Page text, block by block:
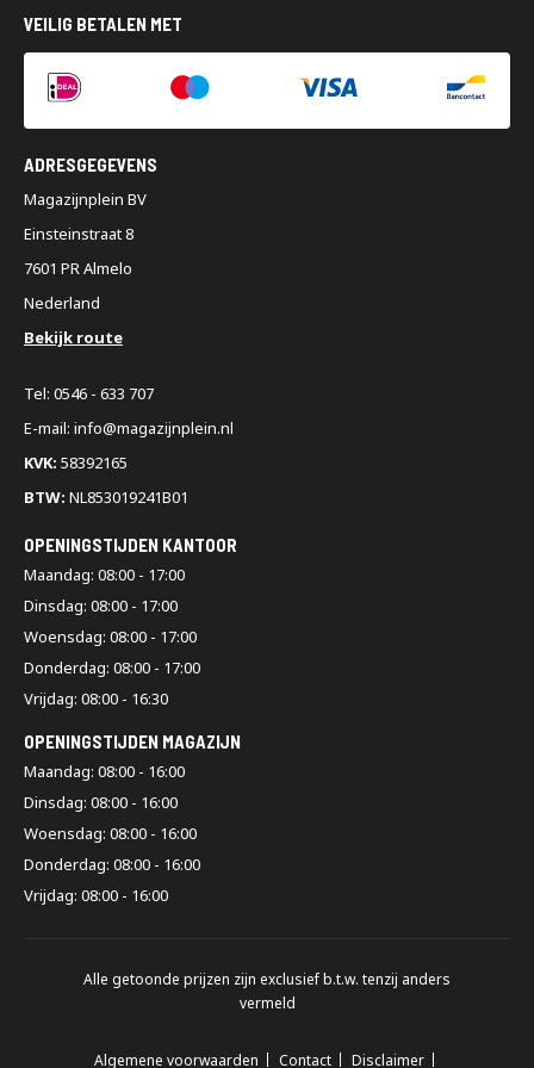
VEILIG BETALEN MET
ADRESGEGEVENS
Magazijnplein BV
Einsteinstraat 8
7601 PR Almelo
Nederland
Bekijk route
Tel: 0546 - 633 707
E-mail: info@magazijnplein.nl
KVK: 58392165
BTW: NL853019241B01
OPENINGSTIJDEN KANTOOR
Maandag: 08:00 - 17:00
Dinsdag: 08:00 - 17:00
Woensdag: 08:00 - 17:00
Donderdag: 08:00 - 17:00
Vrijdag: 08:00 - 16:30
OPENINGSTIJDEN MAGAZIJN
Maandag: 08:00 - 16:00
Dinsdag: 08:00 - 16:00
Woensdag: 08:00 - 16:00
Donderdag: 08:00 - 16:00
Vrijdag: 08:00 - 16:00
Alle getoonde prijzen zijn exclusief b.t.w. tenzij anders
vermeld
Algemene voorwaarden Contact Disclaimer